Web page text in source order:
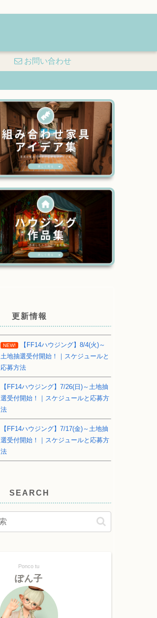
お問い合わせ
更新情報
NEW!
【FF14ハウジング】8/4(火)～
土地抽選受付開始！｜スケジュールと
応募方法
【FF14ハウジング】7/26(日)～土地抽
選受付開始！｜スケジュールと応募方
法
【FF14ハウジング】7/17(金)～土地抽
選受付開始！｜スケジュールと応募方
法
SEARCH
Ponco tu
ぽん子